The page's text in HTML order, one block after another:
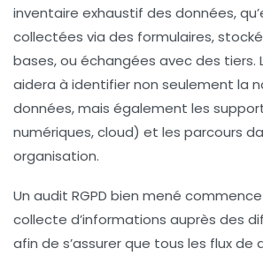
inventaire exhaustif des données,
collectées via des formulaires,
bases, ou échangées avec des tiers.
aidera à identifier non seulement la
données, mais également les
numériques, cloud) et les parcours
organisation.
Un audit RGPD bien mené
collecte d’informations auprès des
afin de s’assurer que tous les flux de